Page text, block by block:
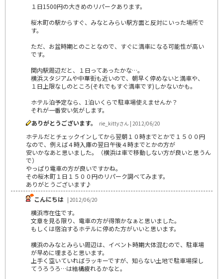
１日1500円の大きめのリパークあります。
桜木町の駅からすぐ、みなとみらい駅方面と反対にいった場所で
す。
ただ、お盆時期とのことなので、すぐに満車になる可能性が高い
です。
関内駅周辺だと、１日ってあったかな…。
横浜スタジアムや中華街も近いので、朝早く停めないと満車や、
１日上限なしのところ(それでもすぐ満車です)しかないかも。
ホテル泊予定なら、1泊いくらで駐車場使えませんか？
それが一番安い気がします。
ありがとうございます。
rie_kittyさん | 2012/06/20
ホテルだとチェックインしてから翌朝１０時までとかで１５００円
なので、例えば４時入庫の翌日午後４時までとかの方が
安いかなあと思いました。（横浜は車で移動しない方が良いと思うん
で）
やっぱり電車の方が良いですかね。
その桜木町１日１５００円のリパーク調べてみます。
ありがとうございます♪
こんにちは | 2012/06/20
横浜市在住です。
文章を見る限り、電車の方が得策かなぁと思いました。
もしくは宿泊するホテルに停めた方がいいと思います。
横浜のみなとみらい周辺は、イベント時期大体混むので、駐車場
が早めに埋まると思います。
上手く空いていればラッキーですが、知らない土地で駐車場探し
てうろうろ…は結構疲れるかなと。